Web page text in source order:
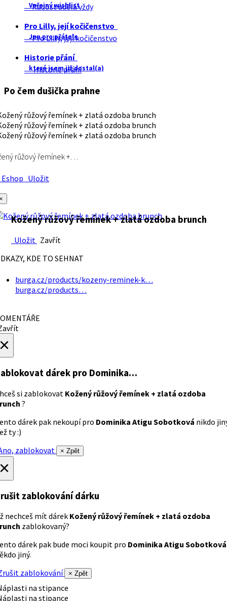
Veřejný wishlist
Radost udělá vždy
Pro Lilly, její kočičenstvo
Jen pro přátele
Pro Lilly, její kočičenstvo
Historie přání
které jsem již dostal(a)
Historie přání
Po čem dušička prahne
růžový řemínek +…
Uložit
Kožený růžový řemínek + zlatá ozdoba brunch
Uložit Zavřít
KDE TO SEHNAT
burga.cz/products/kozeny-reminek-k…
burga.cz/products…
dárek pro Dominika…
si zablokovat Kožený růžový řemínek + zlatá ozdoba
?
dárek pak nekoupí pro Dominika Atigu Sobotková nikdo
ty :)
zablokovat
× Zpět
zablokování dárku
nechceš mít dárek Kožený růžový řemínek + zlatá ozdoba
zablokovaný?
dárek pak bude moci koupit pro Dominika Atigu Sobotková
jiný.
zablokování
× Zpět